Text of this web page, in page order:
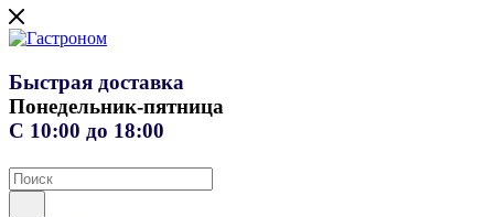
Быстрая доставка
Понедельник-пятница
С 10:00 до 18:00